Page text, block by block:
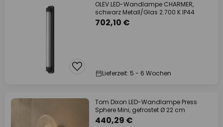
OLEV LED-Wandlampe CHARMER,
schwarz Metall/Glas 2.700 K IP44
702,10 €
Lieferzeit: 5 - 6 Wochen
Tom Dixon LED-Wandlampe Press
Sphere Mini, gefrostet Ø 22 cm
440,29 €